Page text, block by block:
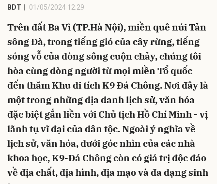
BDT 01/05/2024 12:29
Trên đất Ba Vì (TP.Hà Nội), miền quê núi Tản
sông Đà, trong tiếng gió của cây rừng, tiếng
sóng vỗ của dòng sông cuộn chảy, chúng tôi
hòa cùng dòng người từ mọi miền Tổ quốc
đến thăm Khu di tích K9 Đá Chông. Nơi đây là
một trong những địa danh lịch sử, văn hóa
đặc biệt gắn liền với Chủ tịch Hồ Chí Minh - vị
lãnh tụ vĩ đại của dân tộc. Ngoài ý nghĩa về
lịch sử, văn hóa, dưới góc nhìn của các nhà
khoa học, K9-Đá Chông còn có giá trị độc đáo
về địa chất, địa hình, địa mạo và đa dạng sinh
Hủy Gửi